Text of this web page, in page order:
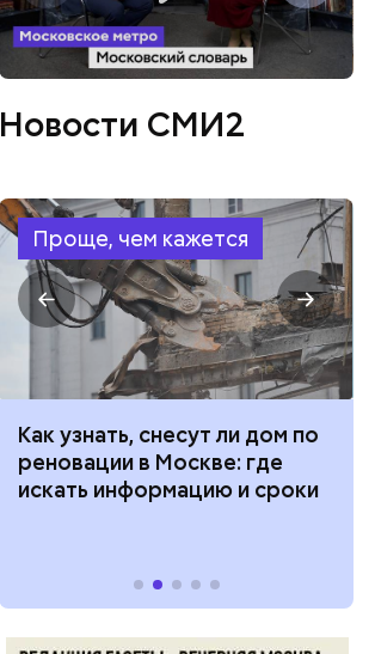
Новости СМИ2
Проще, чем кажется
Как узнать, снесут ли дом по
реновации в Москве: где
искать информацию и сроки